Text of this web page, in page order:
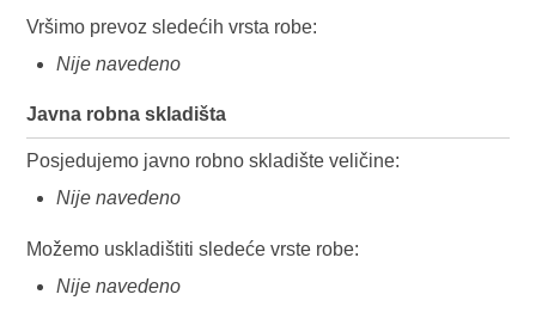
Vršimo prevoz sledećih vrsta robe:
Nije navedeno
Javna robna skladišta
Posjedujemo javno robno skladište veličine:
Nije navedeno
Možemo uskladištiti sledeće vrste robe:
Nije navedeno